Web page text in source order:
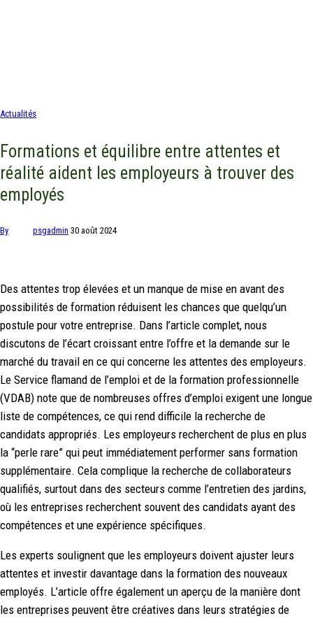
Actualités
Formations et équilibre entre attentes et
réalité aident les employeurs à trouver des
employés
By psgadmin 30 août 2024
Des attentes trop élevées et un manque de mise en avant des
possibilités de formation réduisent les chances que quelqu’un
postule pour votre entreprise. Dans l’article complet, nous
discutons de l’écart croissant entre l’offre et la demande sur le
marché du travail en ce qui concerne les attentes des employeurs.
Le Service flamand de l’emploi et de la formation professionnelle
(VDAB) note que de nombreuses offres d’emploi exigent une longue
liste de compétences, ce qui rend difficile la recherche de
candidats appropriés. Les employeurs recherchent de plus en plus
la “perle rare” qui peut immédiatement performer sans formation
supplémentaire. Cela complique la recherche de collaborateurs
qualifiés, surtout dans des secteurs comme l’entretien des jardins,
où les entreprises recherchent souvent des candidats ayant des
compétences et une expérience spécifiques.
Les experts soulignent que les employeurs doivent ajuster leurs
attentes et investir davantage dans la formation des nouveaux
employés. L’article offre également un aperçu de la manière dont
les entreprises peuvent être créatives dans leurs stratégies de